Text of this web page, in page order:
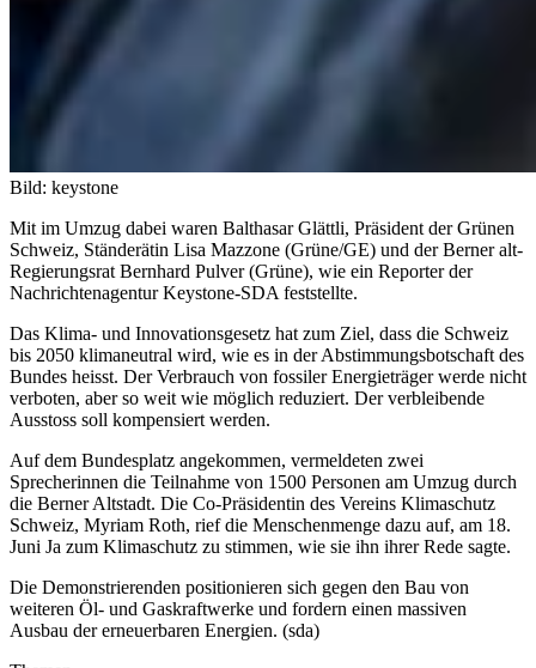
Bild: keystone
Mit im Umzug dabei waren Balthasar Glättli, Präsident der Grünen
Schweiz, Ständerätin Lisa Mazzone (Grüne/GE) und der Berner alt-
Regierungsrat Bernhard Pulver (Grüne), wie ein Reporter der
Nachrichtenagentur Keystone-SDA feststellte.
Das Klima- und Innovationsgesetz hat zum Ziel, dass die Schweiz
bis 2050 klimaneutral wird, wie es in der Abstimmungsbotschaft des
Bundes heisst. Der Verbrauch von fossiler Energieträger werde nicht
verboten, aber so weit wie möglich reduziert. Der verbleibende
Ausstoss soll kompensiert werden.
Auf dem Bundesplatz angekommen, vermeldeten zwei
Sprecherinnen die Teilnahme von 1500 Personen am Umzug durch
die Berner Altstadt. Die Co-Präsidentin des Vereins Klimaschutz
Schweiz, Myriam Roth, rief die Menschenmenge dazu auf, am 18.
Juni Ja zum Klimaschutz zu stimmen, wie sie ihn ihrer Rede sagte.
Die Demonstrierenden positionieren sich gegen den Bau von
weiteren Öl- und Gaskraftwerke und fordern einen massiven
Ausbau der erneuerbaren Energien. (sda)